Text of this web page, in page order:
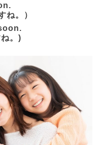
ね。）
。)